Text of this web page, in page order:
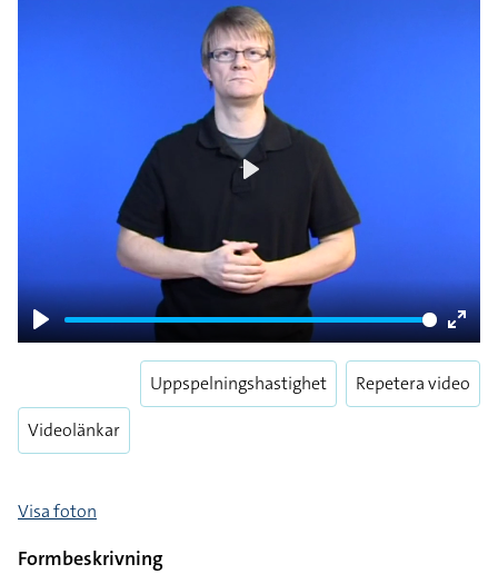
Play
Enter
Videolänkar
Uppspelningshastighet Repetera video
Visa foton
Formbeskrivning